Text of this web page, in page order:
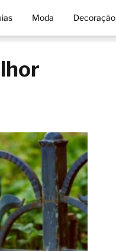
Moda Decoração